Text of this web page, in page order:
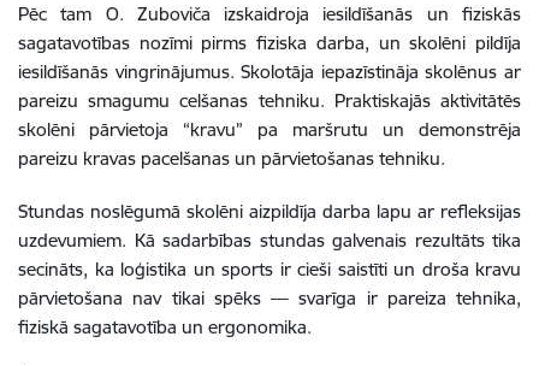
Pēc tam O. Zuboviča izskaidroja iesildīšanās un fiziskās
sagatavotības nozīmi pirms fiziska darba, un skolēni pildīja
iesildīšanās vingrinājumus. Skolotāja iepazīstināja skolēnus ar
pareizu smagumu celšanas tehniku. Praktiskajās aktivitātēs
skolēni pārvietoja “kravu” pa maršrutu un demonstrēja
pareizu kravas pacelšanas un pārvietošanas tehniku.
Stundas noslēgumā skolēni aizpildīja darba lapu ar refleksijas
uzdevumiem. Kā sadarbības stundas galvenais rezultāts tika
secināts, ka loģistika un sports ir cieši saistīti un droša kravu
pārvietošana nav tikai spēks — svarīga ir pareiza tehnika,
fiziskā sagatavotība un ergonomika.